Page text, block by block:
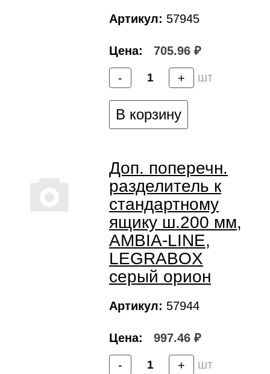
Артикул: 57945
Цена: 705.96 ₽
- + шт
В корзину
Доп. поперечн.
разделитель к
стандартному
ящику ш.200 мм,
AMBIA-LINE,
LEGRABOX
серый орион
Артикул: 57944
Цена: 997.46 ₽
- + шт